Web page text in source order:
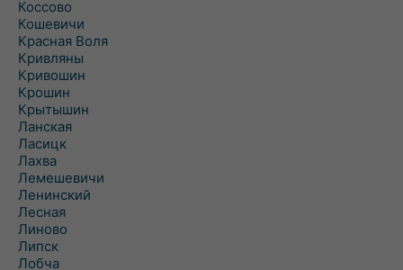
Коссово
Кошевичи
Красная Воля
Кривляны
Кривошин
Крошин
Крытышин
Ланская
Ласицк
Лахва
Лемешевичи
Ленинский
Лесная
Линово
Липск
Лобча